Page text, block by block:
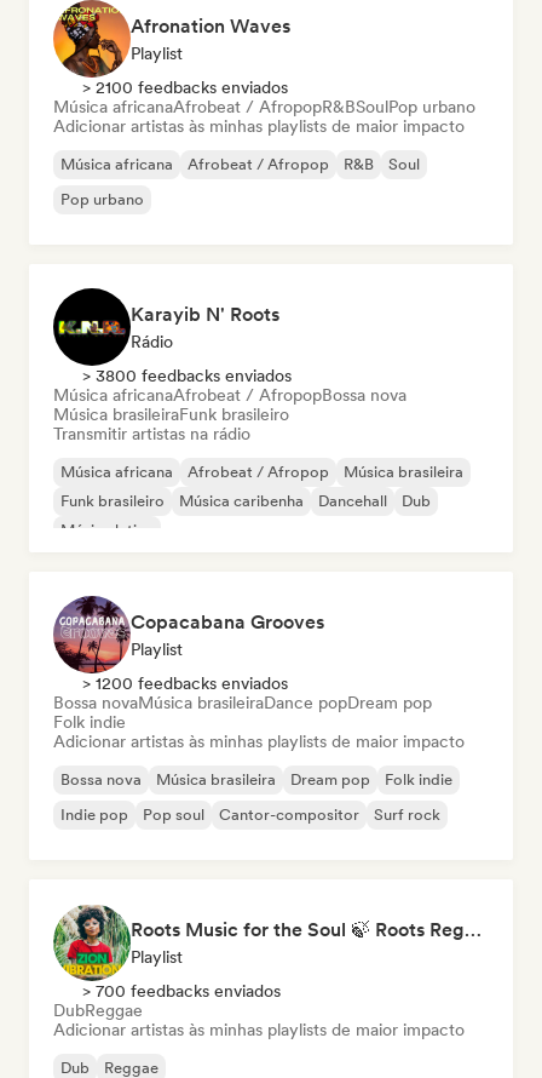
Afronation Waves
Playlist
> 2100 feedbacks enviados
Música africanaAfrobeat / AfropopR&BSoulPop urbano
Adicionar artistas às minhas playlists de maior impacto
Música africana Afrobeat / Afropop R&B
Soul
Pop urbano
Karayib N' Roots
Rádio
> 3800 feedbacks enviados
Música africanaAfrobeat / AfropopBossa nova
Música brasileiraFunk brasileiro
Transmitir artistas na rádio
Música africana Afrobeat / Afropop
Música brasileira
Funk brasileiro
Música caribenha Dancehall
Dub
Música latina
Copacabana Grooves
Playlist
> 1200 feedbacks enviados
Bossa novaMúsica brasileiraDance popDream pop
Folk indie
Adicionar artistas às minhas playlists de maior impacto
Bossa nova Música brasileira Dream pop
Folk indie
Indie pop
Pop soul Cantor-compositor Surf rock
Roots Music for the Soul 🍃 Roots Reggae, Dub & Dancehall
Playlist
> 700 feedbacks enviados
DubReggae
Adicionar artistas às minhas playlists de maior impacto
Dub Reggae